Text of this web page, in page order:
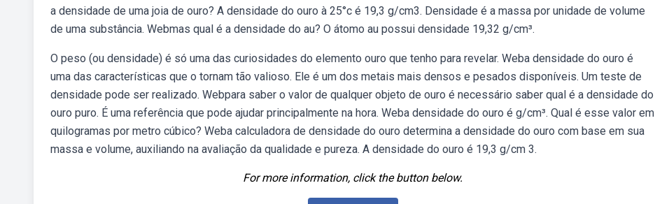
a densidade de uma joia de ouro? A densidade do ouro à 25°c é 19,3 g/cm3. Densidade é a massa por unidade de volume
de uma substância. Webmas qual é a densidade do au? O átomo au possui densidade 19,32 g/cm³.
O peso (ou densidade) é só uma das curiosidades do elemento ouro que tenho para revelar. Weba densidade do ouro é
uma das características que o tornam tão valioso. Ele é um dos metais mais densos e pesados disponíveis. Um teste de
densidade pode ser realizado. Webpara saber o valor de qualquer objeto de ouro é necessário saber qual é a densidade do
ouro puro. É uma referência que pode ajudar principalmente na hora. Weba densidade do ouro é g/cm³. Qual é esse valor em
quilogramas por metro cúbico? Weba calculadora de densidade do ouro determina a densidade do ouro com base em sua
massa e volume, auxiliando na avaliação da qualidade e pureza. A densidade do ouro é 19,3 g/cm 3.
For more information, click the button below.